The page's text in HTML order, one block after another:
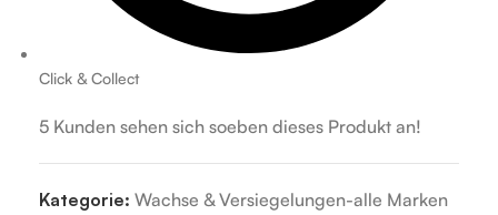
Click & Collect
5 Kunden sehen sich soeben dieses Produkt an!
Kategorie: Wachse & Versiegelungen-alle Marken